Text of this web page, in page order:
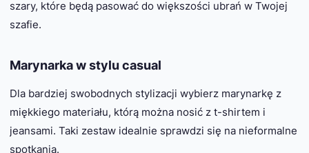
szary, które będą pasować do większości ubrań w Twojej
szafie.
Marynarka w stylu casual
Dla bardziej swobodnych stylizacji wybierz marynarkę z
miękkiego materiału, którą można nosić z t-shirtem i
jeansami. Taki zestaw idealnie sprawdzi się na nieformalne
spotkania.